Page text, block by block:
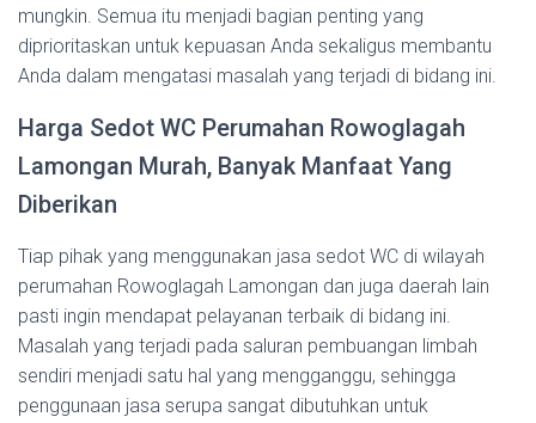
mungkin. Semua itu menjadi bagian penting yang
diprioritaskan untuk kepuasan Anda sekaligus membantu
Anda dalam mengatasi masalah yang terjadi di bidang ini.
Harga Sedot WC Perumahan Rowoglagah
Lamongan Murah, Banyak Manfaat Yang
Diberikan
Tiap pihak yang menggunakan jasa sedot WC di wilayah
perumahan Rowoglagah Lamongan dan juga daerah lain
pasti ingin mendapat pelayanan terbaik di bidang ini.
Masalah yang terjadi pada saluran pembuangan limbah
sendiri menjadi satu hal yang mengganggu, sehingga
penggunaan jasa serupa sangat dibutuhkan untuk